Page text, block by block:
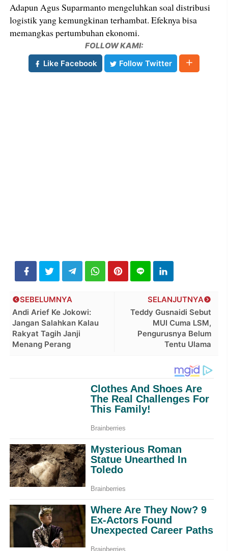
Adapun Agus Suparmanto mengeluhkan soal distribusi
logistik yang kemungkinan terhambat. Efeknya bisa
memangkas pertumbuhan ekonomi.
FOLLOW KAMI:
Like Facebook
Follow Twitter
SELANJUTNYA
Teddy Gusnaidi Sebut
MUI Cuma LSM,
Pengurusnya Belum
Tentu Ulama
SEBELUMNYA
Andi Arief Ke Jokowi:
Jangan Salahkan Kalau
Rakyat Tagih Janji
Menang Perang